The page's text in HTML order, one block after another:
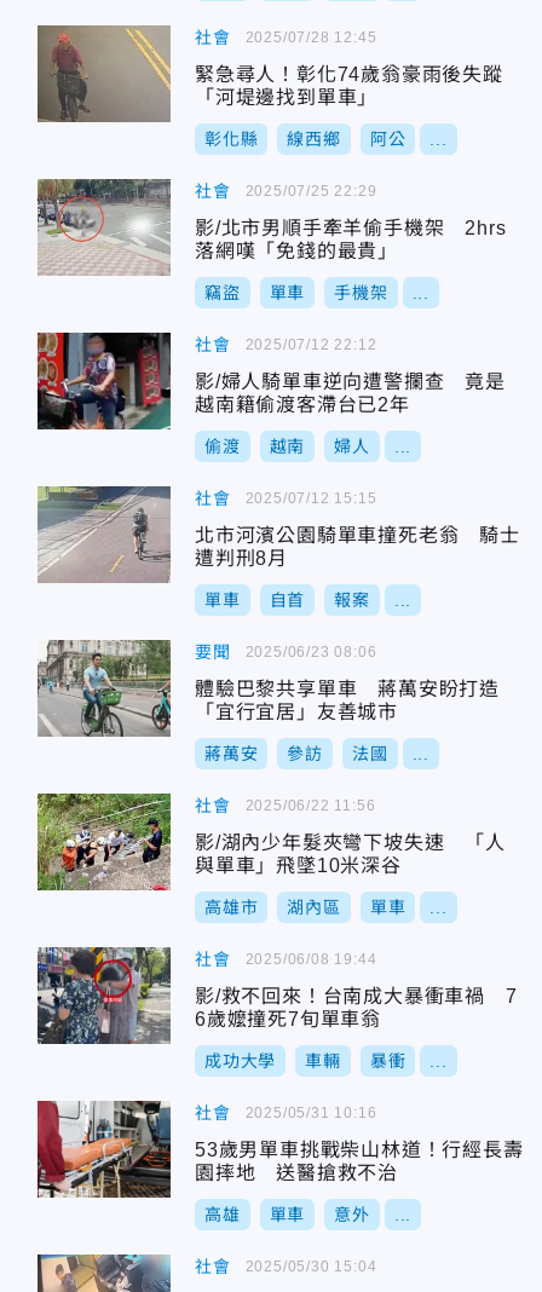
社會
緊急尋人！彰化74歲翁豪雨後失蹤
「河堤邊找到單車」
彰化縣 線西鄉 阿公
2025/07/28 12:45
社會
影/北市男順手牽羊偷手機架 2hrs
落網嘆「免錢的最貴」
竊盜 單車 手機架
2025/07/25 22:29
社會
影/婦人騎單車逆向遭警攔查 竟是
越南籍偷渡客滯台已2年
偷渡 越南 婦人
2025/07/12 22:12
社會
北市河濱公園騎單車撞死老翁 騎士
遭判刑8月
單車 自首 報案
2025/07/12 15:15
要聞
體驗巴黎共享單車 蔣萬安盼打造
「宜行宜居」友善城市
蔣萬安 參訪 法國
2025/06/23 08:06
社會
影/湖內少年髮夾彎下坡失速 「人
與單車」飛墜10米深谷
高雄市 湖內區 單車
2025/06/22 11:56
社會
影/救不回來！台南成大暴衝車禍 7
6歲嬤撞死7旬單車翁
成功大學 車輛 暴衝
2025/06/08 19:44
社會
53歲男單車挑戰柴山林道！行經長壽
園摔地 送醫搶救不治
高雄 單車 意外
2025/05/31 10:16
社會 2025/05/30 15:04